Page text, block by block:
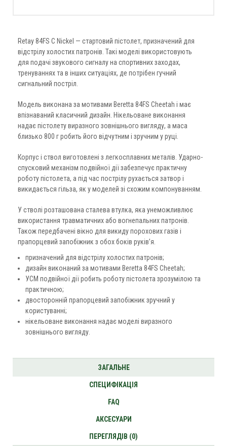
Retay 84FS C Nickel — стартовий пістолет, призначений для
відстрілу холостих патронів. Такі моделі використовують
для подачі звукового сигналу на спортивних заходах,
тренуваннях та в інших ситуаціях, де потрібен гучний
сигнальний постріл.
Модель виконана за мотивами Beretta 84FS Cheetah і має
впізнаваний класичний дизайн. Нікельоване виконання
надає пістолету виразного зовнішнього вигляду, а маса
близько 800 г робить його відчутним і зручним у руці.
Корпус і ствол виготовлені з легкосплавних металів. Ударно-
спусковий механізм подвійної дії забезпечує практичну
роботу пістолета, а під час пострілу рухається затвор і
викидається гільза, як у моделей зі схожим компонуванням.
У стволі розташована сталева втулка, яка унеможливлює
використання травматичних або вогнепальних патронів.
Також передбачені вікно для викиду порохових газів і
прапорцевий запобіжник з обох боків руків’я.
призначений для відстрілу холостих патронів;
дизайн виконаний за мотивами Beretta 84FS Cheetah;
УСМ подвійної дії робить роботу пістолета зрозумілою та
практичною;
двосторонній прапорцевий запобіжник зручний у
користуванні;
нікельоване виконання надає моделі виразного
зовнішнього вигляду.
ЗАГАЛЬНЕ
СПЕЦИФІКАЦІЯ
FAQ
АКСЕСУАРИ
ПЕРЕГЛЯДІВ (0)